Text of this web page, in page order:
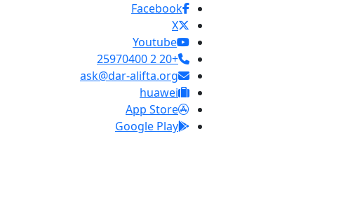
Facebook
X
Youtube
+20 2 25970400
ask@dar-alifta.org
huawei
App Store
Google Play